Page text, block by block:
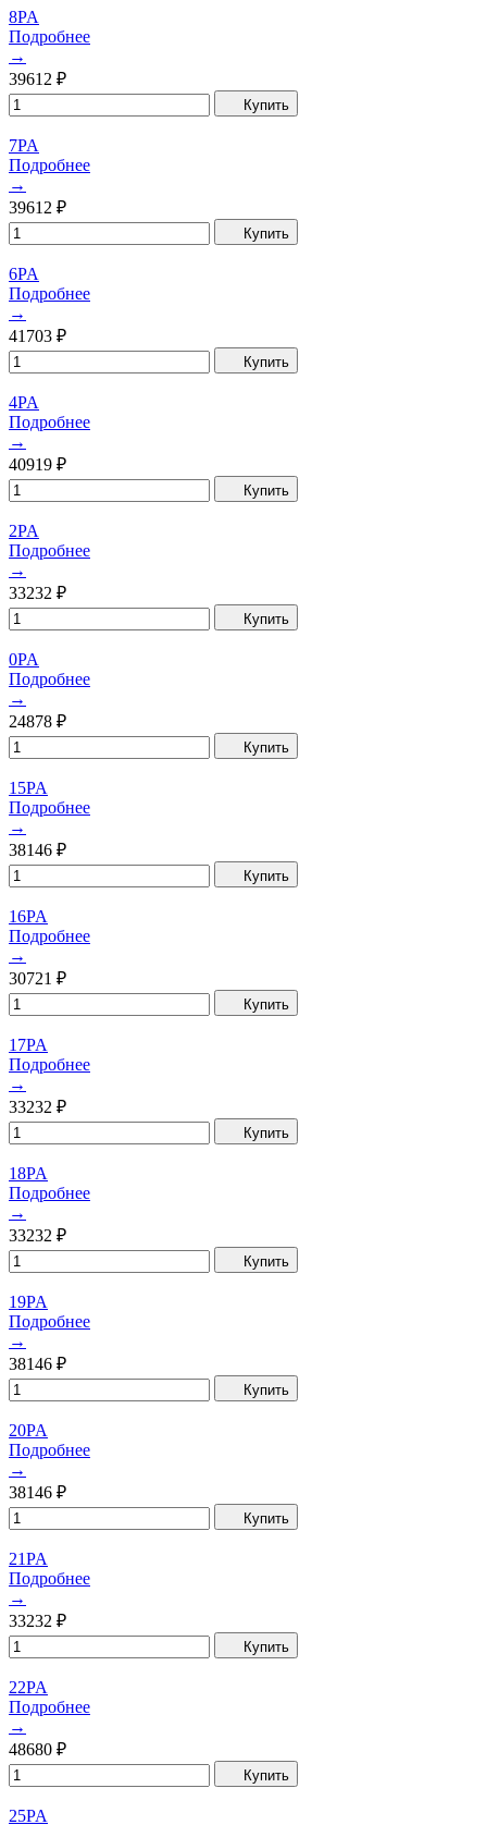
8PA
Подробнее
→
39612 ₽
Купить
7PA
Подробнее
→
39612 ₽
Купить
6PA
Подробнее
→
41703 ₽
Купить
4PA
Подробнее
→
40919 ₽
Купить
2PA
Подробнее
→
33232 ₽
Купить
0PA
Подробнее
→
24878 ₽
Купить
15PA
Подробнее
→
38146 ₽
Купить
16PA
Подробнее
→
30721 ₽
Купить
17PA
Подробнее
→
33232 ₽
Купить
18PA
Подробнее
→
33232 ₽
Купить
19PA
Подробнее
→
38146 ₽
Купить
20PA
Подробнее
→
38146 ₽
Купить
21PA
Подробнее
→
33232 ₽
Купить
22PA
Подробнее
→
48680 ₽
Купить
25PA